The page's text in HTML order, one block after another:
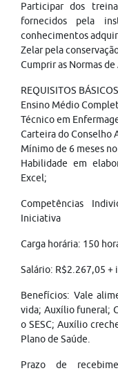
Participar dos
fornecidos pela
conhecimentos
Zelar pela
Cumprir as Normas
REQUISITOS
Ensino Médio
Técnico em
Carteira do Conselho
Mínimo de 6 meses
Habilidade em
Excel;
Competências
Iniciativa
Carga horária: 150
Salário: R$2.267,05 +
Benefícios: Vale
vida; Auxílio funeral;
o SESC; Auxílio
Plano de Saúde.
Prazo de